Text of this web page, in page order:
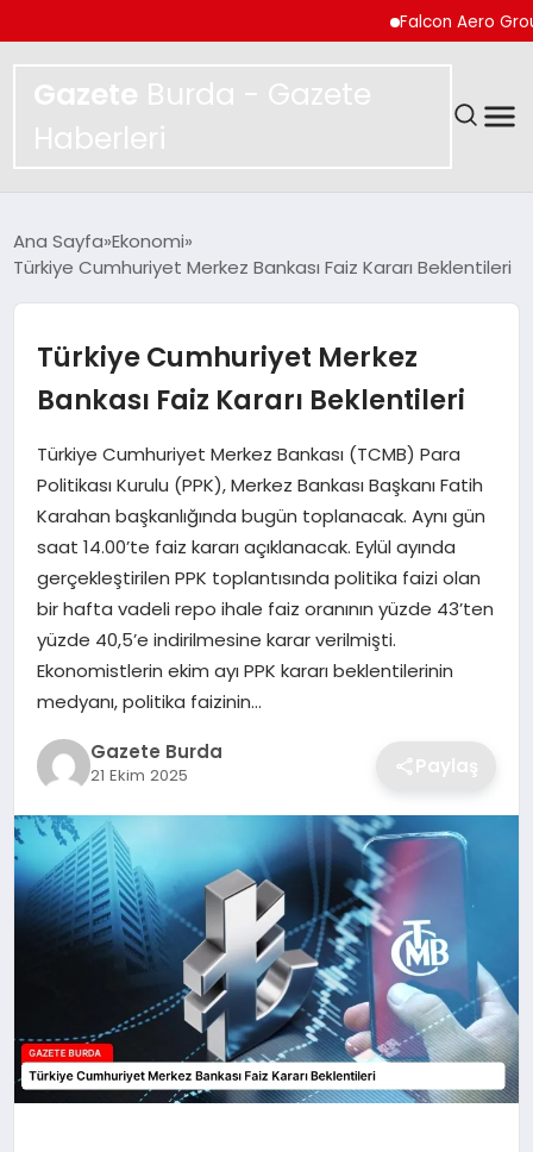
Falcon Aero Group,
Gazete Burda - Gazete
Haberleri
SPOR
MAGAZIN
YAŞAM
EKONOMI
TEKNOLOJI
SAĞLIK
EĞITIM
DÜNYA
SIYASET
Ana Sayfa Ekonomi
Türkiye Cumhuriyet Merkez Bankası Faiz Kararı Beklentileri
Türkiye Cumhuriyet Merkez
Bankası Faiz Kararı Beklentileri
Türkiye Cumhuriyet Merkez Bankası (TCMB) Para
Politikası Kurulu (PPK), Merkez Bankası Başkanı Fatih
Karahan başkanlığında bugün toplanacak. Aynı gün
saat 14.00’te faiz kararı açıklanacak. Eylül ayında
gerçekleştirilen PPK toplantısında politika faizi olan
bir hafta vadeli repo ihale faiz oranının yüzde 43’ten
yüzde 40,5’e indirilmesine karar verilmişti.
Ekonomistlerin ekim ayı PPK kararı beklentilerinin
medyanı, politika faizinin…
Gazete Burda
21 Ekim 2025 Paylaş